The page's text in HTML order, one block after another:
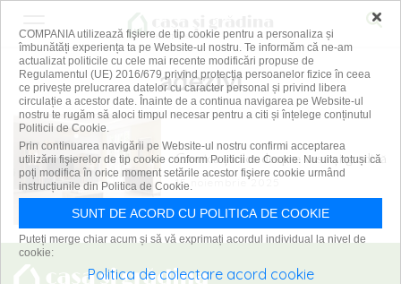
adezivi
Cronica știrilor despre casă și grădină
15 noiembrie 2025
×
COMPANIA utilizează fişiere de tip cookie pentru a personaliza și
îmbunătăți experiența ta pe Website-ul nostru. Te informăm că ne-am
actualizat politicile cu cele mai recente modificări propuse de
Regulamentul (UE) 2016/679 privind protecția persoanelor fizice în ceea
ce privește prelucrarea datelor cu caracter personal și privind libera
circulație a acestor date. Înainte de a continua navigarea pe Website-ul
nostru te rugăm să aloci timpul necesar pentru a citi și înțelege conținutul
Politicii de Cookie.
Prin continuarea navigării pe Website-ul nostru confirmi acceptarea
utilizării fişierelor de tip cookie conform Politicii de Cookie. Nu uita totuși că
poți modifica în orice moment setările acestor fişiere cookie urmând
instrucțiunile din Politica de Cookie.
SUNT DE ACORD CU POLITICA DE COOKIE
Puteți merge chiar acum și să vă exprimați acordul individual la nivel de
cookie:
Politica de colectare acord cookie